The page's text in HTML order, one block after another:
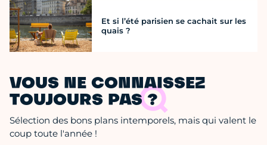
Et si l’été parisien se cachait sur les
quais ?
VOUS NE CONNAISSEZ
TOUJOURS PAS ?
Sélection des bons plans intemporels, mais qui valent le
coup toute l'année !